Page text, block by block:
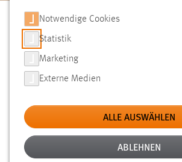
Hochschule Aktuelles Pressemeldungen
SIEMENS UNTERSTÜTZT
MODELLFABRIK MIT
GROSSZÜGIGER SPENDE
11.07.2025
Die OTH Amberg-Weiden setzt auf
Notwendige Cookies
Statistik
Marketing
Externe Medien
ALLE AUSWÄHLEN
ABLEHNEN